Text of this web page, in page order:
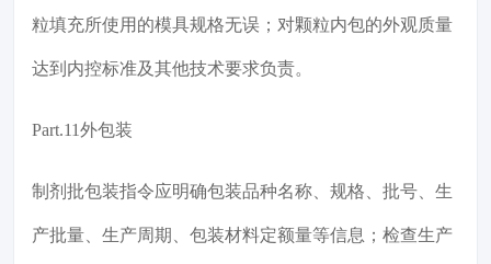
粒填充所使用的模具规格无误；对颗粒内包的外观质量
达到内控标准及其他技术要求负责。
Part.11外包装
制剂批包装指令应明确包装品种名称、规格、批号、生
产批量、生产周期、包装材料定额量等信息；检查生产